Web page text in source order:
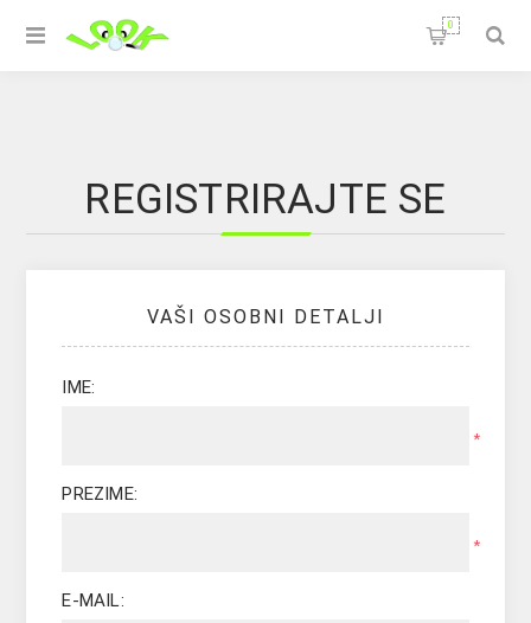
0
REGISTRIRAJTE SE
VAŠI OSOBNI DETALJI
IME:
*
PREZIME:
*
E-MAIL: